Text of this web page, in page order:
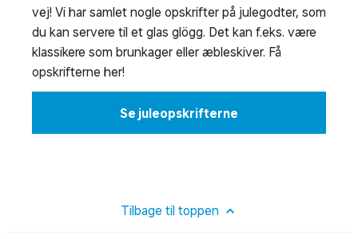
vej! Vi har samlet nogle opskrifter på julegodter, som
du kan servere til et glas glögg. Det kan f.eks. være
klassikere som brunkager eller æbleskiver. Få
opskrifterne her!
Se juleopskrifterne
Tilbage til toppen